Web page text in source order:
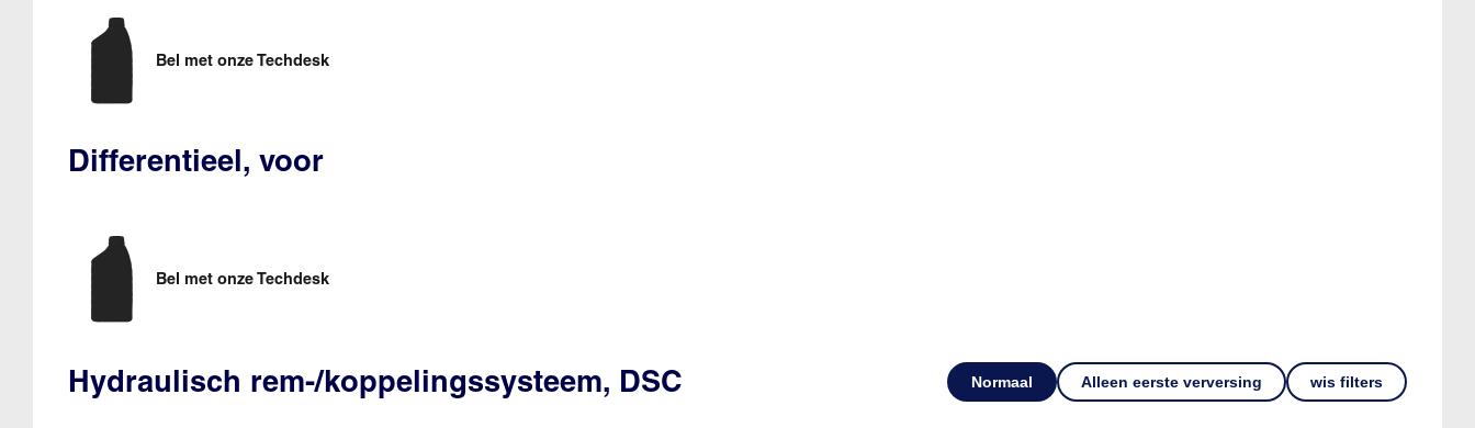
Bel met onze Techdesk
Differentieel, voor
Bel met onze Techdesk
Hydraulisch rem-/koppelingssysteem, DSC Normaal Alleen eerste verversing wis filters